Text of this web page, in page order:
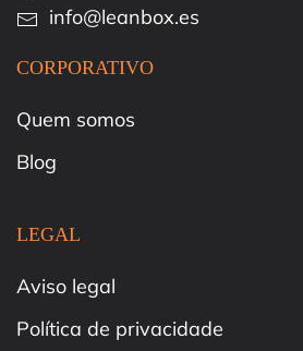
info@leanbox.es
CORPORATIVO
Quem somos
Blog
LEGAL
Aviso legal
Política de privacidade